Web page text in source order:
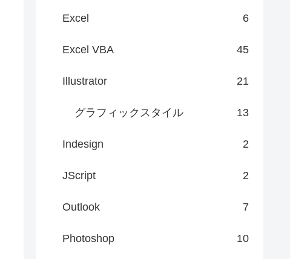
Excel 6
Excel VBA 45
Illustrator 21
グラフィックスタイル 13
Indesign 2
JScript 2
Outlook 7
Photoshop 10